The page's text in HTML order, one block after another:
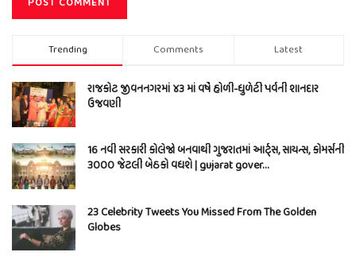
Trending Comments Latest
રાજકોટ જીવનનગરમાં ૪૩ માં વર્ષે હોળી-ધુળેટી પર્વની શાનદાર
ઉજવણી
16 નવી સરકારી કોલેજો બનવાથી ગુજરાતમાં આર્ટ્સ, સાયન્સ, કોમર્સની
3000 જેટલી બેઠકો વધશે | gujarat gover…
23 Celebrity Tweets You Missed From The Golden
Globes